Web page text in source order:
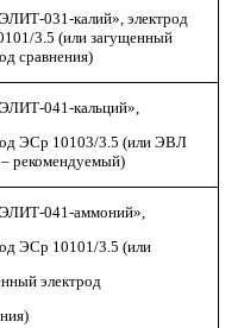
031-калий», электрод
3.5 (или загущенный
сравнения)
041-кальций»,
ЭСр 10103/3.5 (или ЭВЛ
рекомендуемый)
041-аммоний»,
ЭСр 10101/3.5 (или
электрод